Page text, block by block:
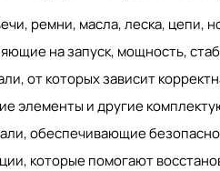
ремни, масла, леска, цепи,
на запуск, мощность,
от которых зависит
элементы и другие
обеспечивающие
которые помогают